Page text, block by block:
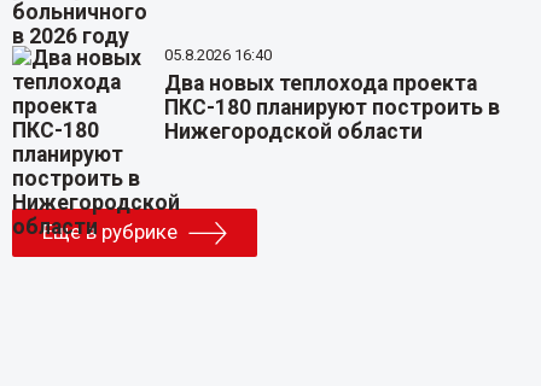
05.8.2026 16:40
Два новых теплохода проекта
ПКС-180 планируют построить в
Нижегородской области
Еще в рубрике